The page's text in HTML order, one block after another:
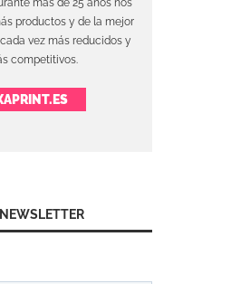
productos y de la mejor
vez más reducidos y
competitivos.